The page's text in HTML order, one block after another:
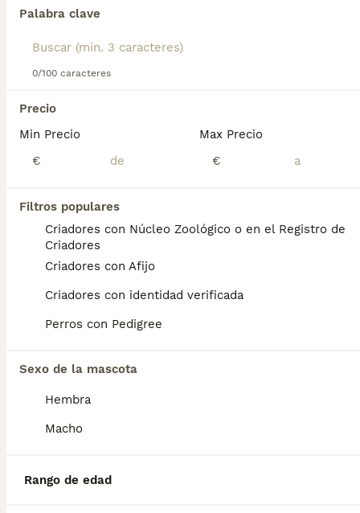
Palabra clave
0/100 caracteres
Precio
Min Precio
€
Max Precio
€
Filtros populares
Criadores con Núcleo Zoológico o en el Registro de
Criadores
Criadores con Afijo
Criadores con identidad verificada
Perros con Pedigree
Sexo de la mascota
Hembra
Macho
Rango de edad
como descienden de la caza, tienen un alto instinto de
Sabueso de Hamilton para obtener información sobre esta
raza de perro.Encontramos 0 Sabueso de Hamilton
Cachorros en venta en Canarias.
Guardar búsqueda
Preguntas frecuentes
¿El perro sabueso es
afectuosos y tranquilos que son
¿Cuántos perros tiene
Hamilton?